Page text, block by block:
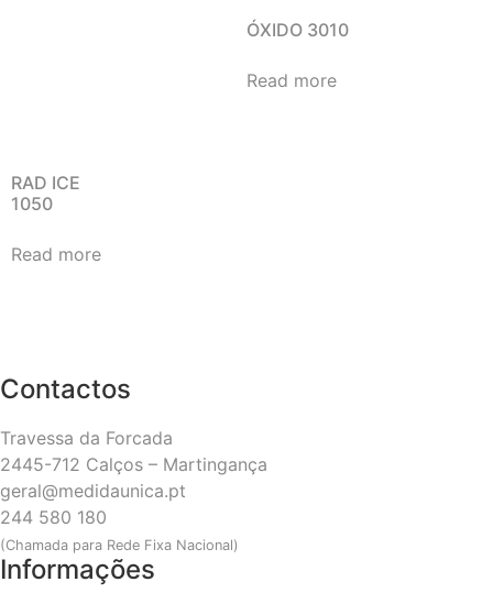
ÓXIDO 3010
Read more
RAD ICE
1050
Read more
Contactos
Travessa da Forcada
2445-712 Calços – Martingança
geral@medidaunica.pt
244 580 180
(Chamada para Rede Fixa Nacional)
Informações